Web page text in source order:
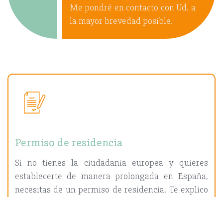
Me pondré en contacto con Ud. a
la mayor brevedad posible.
Permiso de residencia
Si no tienes la ciudadania europea y quieres
establecerte de manera prolongada en España,
necesitas de un permiso de residencia. Te explico